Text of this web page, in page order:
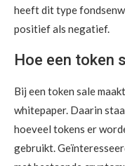
heeft dit type
positief als negatief.
Hoe een token
Bij een token sale
whitepaper. Daarin
hoeveel tokens er
gebruikt.